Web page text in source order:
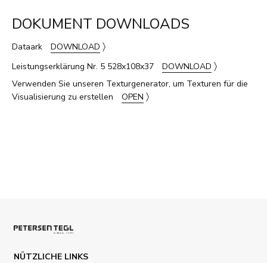
DOKUMENT DOWNLOADS
Dataark DOWNLOAD 〉
Leistungserklärung Nr. 5 528x108x37 DOWNLOAD 〉
Verwenden Sie unseren Texturgenerator, um Texturen für die
Visualisierung zu erstellen
OPEN 〉
NÜTZLICHE LINKS